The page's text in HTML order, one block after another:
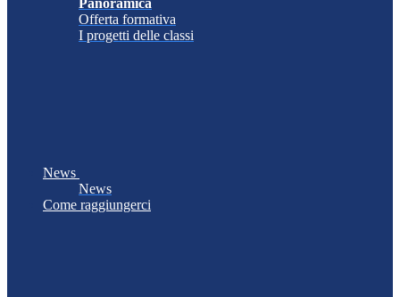
Panoramica
Offerta formativa
I progetti delle classi
News
News
Come raggiungerci